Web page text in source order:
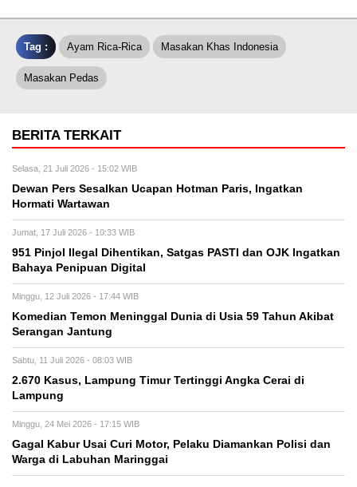
Tag : Ayam Rica-Rica Masakan Khas Indonesia
Masakan Pedas
BERITA TERKAIT
Selasa, 21 Juli 2026 - 15:02 WIB
Dewan Pers Sesalkan Ucapan Hotman Paris, Ingatkan
Hormati Wartawan
Jumat, 17 Juli 2026 - 10:33 WIB
951 Pinjol Ilegal Dihentikan, Satgas PASTI dan OJK Ingatkan
Bahaya Penipuan Digital
Minggu, 12 Juli 2026 - 17:44 WIB
Komedian Temon Meninggal Dunia di Usia 59 Tahun Akibat
Serangan Jantung
Sabtu, 11 Juli 2026 - 08:03 WIB
2.670 Kasus, Lampung Timur Tertinggi Angka Cerai di
Lampung
Minggu, 24 Mei 2026 - 17:15 WIB
Gagal Kabur Usai Curi Motor, Pelaku Diamankan Polisi dan
Warga di Labuhan Maringgai